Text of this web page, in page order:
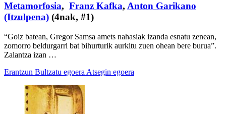
Metamorfosia, Franz Kafka, Anton Garikano
(Itzulpena) (4nak, #1)
“Goiz batean, Gregor Samsa amets nahasiak izanda esnatu zenean,
zomorro beldurgarri bat bihurturik aurkitu zuen ohean bere burua”.
Zalantza izan …
Erantzun Bultzatu egoera Atsegin egoera